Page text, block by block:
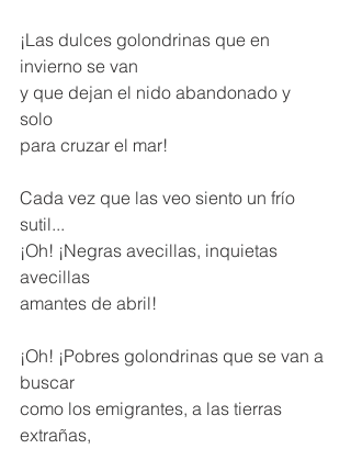
¡Las dulces golondrinas que en
invierno se van
y que dejan el nido abandonado y
solo
para cruzar el mar!
Cada vez que las veo siento un frío
sutil...
¡Oh! ¡Negras avecillas, inquietas
avecillas
amantes de abril!
¡Oh! ¡Pobres golondrinas que se van a
buscar
como los emigrantes, a las tierras
extrañas,